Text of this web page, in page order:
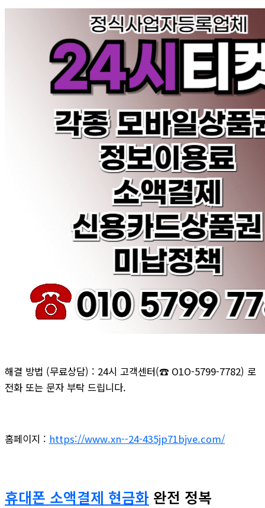
해결 방법 (무료상담) : 24시 고객센터(☎ O1O-5799-7782) 로
전화 또는 문자 부탁 드립니다.
홈페이지 : https://www.xn--24-435jp71bjve.com/
휴대폰 소액결제 현금화 완전 정복